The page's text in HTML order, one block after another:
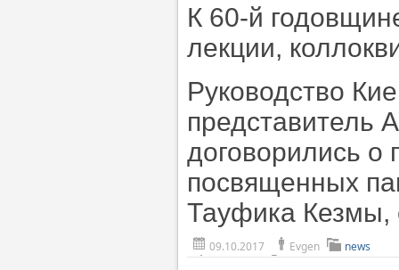
К 60-й
лекции,
Руководство
представитель
договорились о
посвященных
Тауфика Кезмы,
09.10.2017 Evgen news